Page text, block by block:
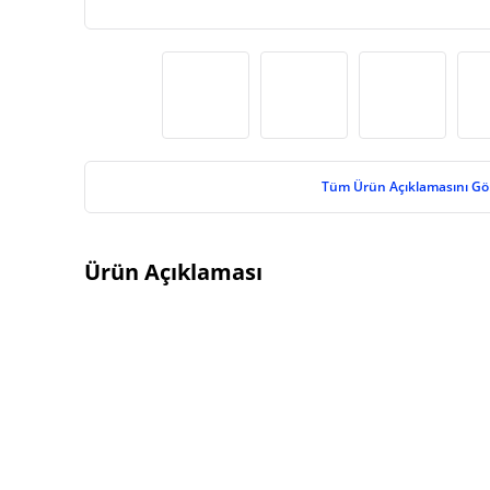
Tüm Ürün Açıklamasını
Ürün Açıklaması